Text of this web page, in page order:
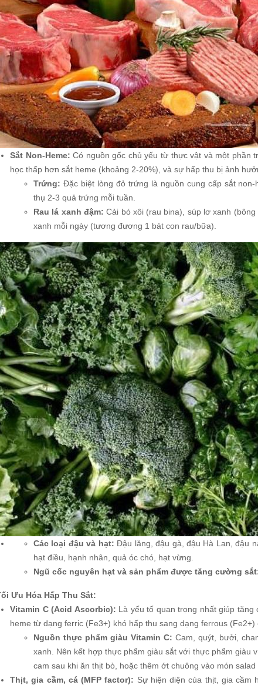
Sắt Non-Heme: Có nguồn gốc chủ yếu từ thực vật và một phần
học thấp hơn sắt heme (khoảng 2-20%), và sự hấp thu bị ảnh
Trứng: Đặc biệt lòng đỏ trứng là nguồn cung cấp sắt
thụ 2-3 quả trứng mỗi tuần.
Rau lá xanh đậm: Cải bó xôi (rau bina), súp lơ xanh
xanh mỗi ngày (tương đương 1 bát con rau/bữa).
Các loại đậu và hạt: Đậu lăng, đậu gà, đậu Hà Lan, đậu
hạt điều, hạnh nhân, quả óc chó, hạt vừng.
Ngũ cốc nguyên hạt và sản phẩm được tăng cường
Ưu Hóa Hấp Thu Sắt:
Vitamin C (Acid Ascorbic): Là yếu tố quan trọng nhất giúp
heme từ dạng ferric (Fe3+) khó hấp thu sang dạng ferrous (Fe2+)
Nguồn thực phẩm giàu Vitamin C: Cam, quýt, bưởi,
xanh. Nên kết hợp thực phẩm giàu sắt với thực phẩm giàu
cam sau khi ăn thịt bò, hoặc thêm ớt chuông vào món salad
Thịt, gia cầm, cá (MFP factor): Sự hiện diện của thịt, gia cầm